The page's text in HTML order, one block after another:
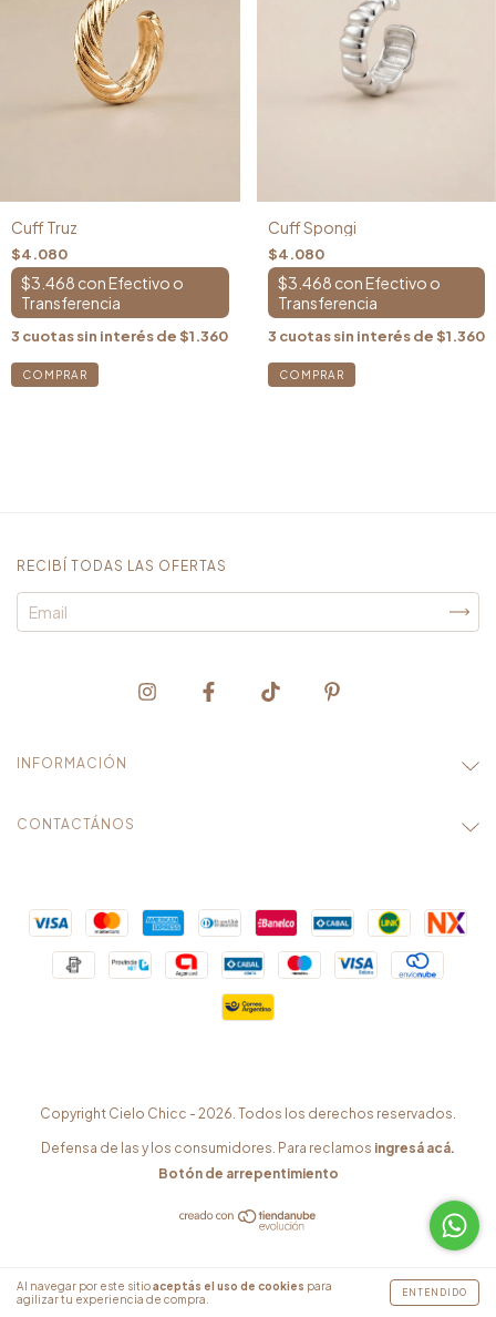
Al navegar por este sitioaceptás el uso de cookies para
agilizar tu experiencia de compra.
ENTENDIDO
Cuff Truz
$4.080
$3.468 con
3 cuotas sin interés de$1.360
Cuff Spongi
$4.080
$3.468 con
3 cuotas sin interés de$1.360
RECIBÍ TODAS LAS OFERTAS
INFORMACIÓN
CONTACTÁNOS
Copyright Cielo Chicc - 2026. Todos los derechos reservados.
Defensa de las y los consumidores. Para reclamos ingresá acá.
Botón de arrepentimiento